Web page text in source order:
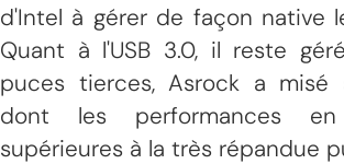
d'Intel à gérer de façon native
Quant à l'USB 3.0, il reste
puces tierces, Asrock a misé
dont les performances
supérieures à la très répandue